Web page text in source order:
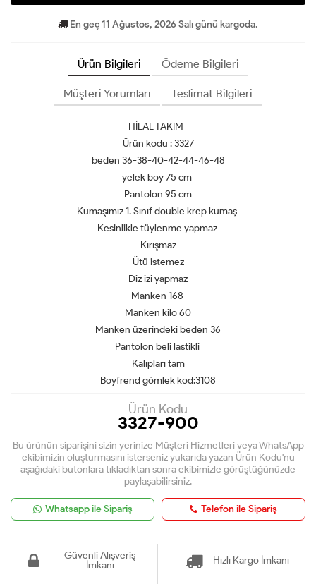
En geç 11 Ağustos, 2026 Salı günü kargoda.
Ürün Bilgileri Ödeme Bilgileri
Müşteri Yorumları Teslimat Bilgileri
HİLAL TAKIM
Ürün kodu : 3327
beden 36-38-40-42-44-46-48
yelek boy 75 cm
Pantolon 95 cm
Kumaşımız 1. Sınıf double krep kumaş
Kesinlikle tüylenme yapmaz
Kırışmaz
Ütü istemez
Diz izi yapmaz
Manken 168
Manken kilo 60
Manken üzerindeki beden 36
Pantolon beli lastikli
Kalıpları tam
Boyfrend gömlek kod:3108
Ürün Kodu
3327-900
Bu ürünün siparişini sizin yerinize Müşteri Hizmetleri veya WhatsApp
ekibimizin oluşturmasını isterseniz yukarıda yazan Ürün Kodu'nu
aşağıdaki butonlara tıkladıktan sonra ekibimizle görüştüğünüzde
paylaşabilirsiniz.
Whatsapp ile Sipariş Telefon ile Sipariş
Güvenli Alışveriş
İmkanı
Hızlı Kargo İmkanı